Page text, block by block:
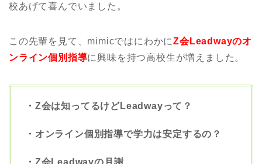
校あげて喜んでいました。
この先輩を見て、mimicではにわかにZ会Leadwayのオ
ンライン個別指導に興味を持つ高校生が増えました。
・Z会は知ってるけどLeadwayって？
・オンライン個別指導で学力は安定するの？